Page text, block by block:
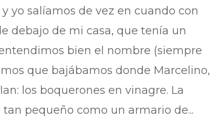
yo salíamos de vez en cuando con
debajo de mi casa, que tenía un
bien el nombre (siempre
que bajábamos donde Marcelino,
los boquerones en vinagre. La
pequeño como un armario de...